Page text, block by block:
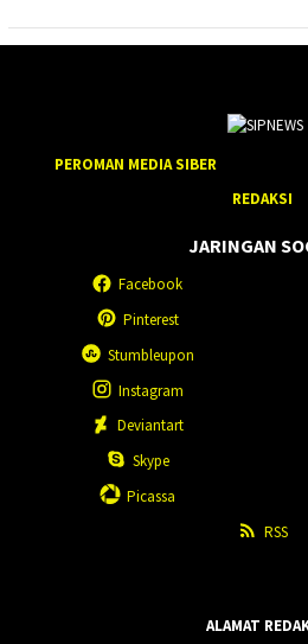
PEROMAN MEDIA SIBER
REDAKSI
JARINGAN
Facebook
Pinterest
Stumbleupon
Instagram
Deviantart
Skype
Picassa
RSS
ALAMAT